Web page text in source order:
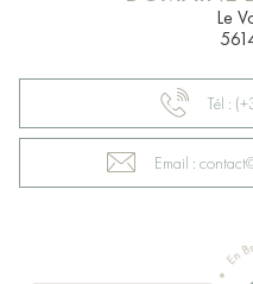
Le
Tél :
Email :